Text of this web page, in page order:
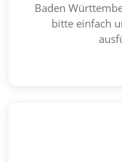
Baden
bitte einfach